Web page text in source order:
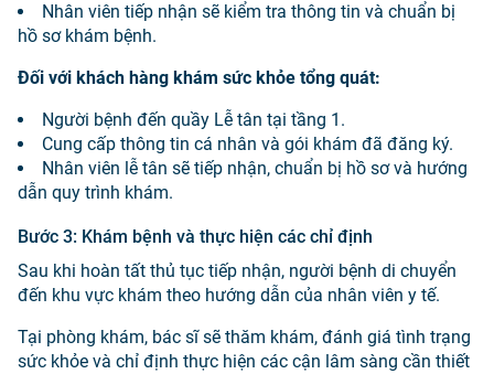
Nhân viên tiếp nhận sẽ kiểm tra thông tin và chuẩn bị
hồ sơ khám bệnh.
Đối với khách hàng khám sức khỏe tổng quát:
Người bệnh đến quầy Lễ tân tại tầng 1.
Cung cấp thông tin cá nhân và gói khám đã đăng ký.
Nhân viên lễ tân sẽ tiếp nhận, chuẩn bị hồ sơ và hướng
dẫn quy trình khám.
Bước 3: Khám bệnh và thực hiện các chỉ định
Sau khi hoàn tất thủ tục tiếp nhận, người bệnh di chuyển
đến khu vực khám theo hướng dẫn của nhân viên y tế.
Tại phòng khám, bác sĩ sẽ thăm khám, đánh giá tình trạng
sức khỏe và chỉ định thực hiện các cận lâm sàng cần thiết